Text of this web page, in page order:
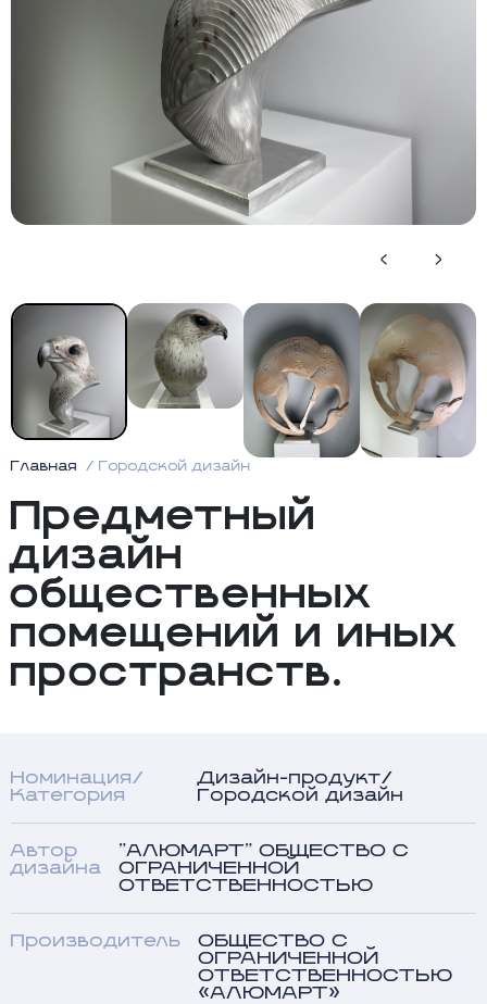
Главная Городской дизайн
Предметный
дизайн
общественных
помещений и иных
пространств.
Номинация/
Категория
Дизайн-продукт/
Городской дизайн
Автор
дизайна
"АЛЮМАРТ" ОБЩЕСТВО С
ОГРАНИЧЕННОЙ
ОТВЕТСТВЕННОСТЬЮ
Производитель
ОБЩЕСТВО С
ОГРАНИЧЕННОЙ
ОТВЕТСТВЕННОСТЬЮ
«АЛЮМАРТ»